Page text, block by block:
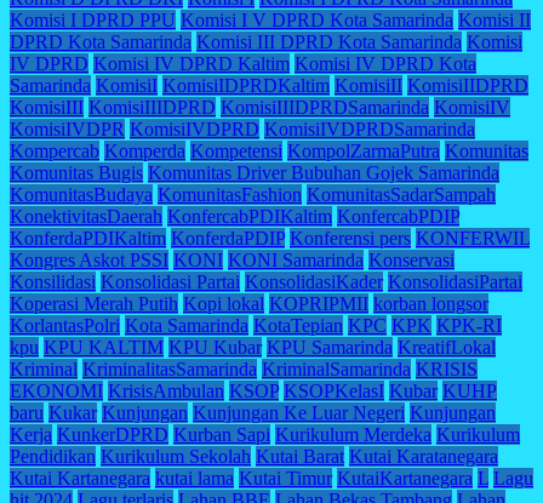
Komisi I DPRD PPU Komisi I V DPRD Kota Samarinda Komisi II
DPRD Kota Samarinda Komisi III DPRD Kota Samarinda Komisi
IV DPRD Komisi IV DPRD Kaltim Komisi IV DPRD Kota
Samarinda KomisiI KomisiIDPRDKaltim KomisiII KomisiIIDPRD
KomisiIII KomisiIIIDPRD KomisiIIIDPRDSamarinda KomisiIV
KomisiIVDPR KomisiIVDPRD KomisiIVDPRDSamarinda
Kompercab Komperda Kompetensi KompolZarmaPutra Komunitas
Komunitas Bugis Komunitas Driver Bubuhan Gojek Samarinda
KomunitasBudaya KomunitasFashion KomunitasSadarSampah
KonektivitasDaerah KonfercabPDIKaltim KonfercabPDIP
KonferdaPDIKaltim KonferdaPDIP Konferensi pers KONFERWIL
Kongres Askot PSSI KONI KONI Samarinda Konservasi
Konsilidasi Konsolidasi Partai KonsolidasiKader KonsolidasiPartai
Koperasi Merah Putih Kopi lokal KOPRIPMII korban longsor
KorlantasPolri Kota Samarinda KotaTepian KPC KPK KPK-RI
kpu KPU KALTIM KPU Kubar KPU Samarinda KreatifLokal
Kriminal KriminalitasSamarinda KriminalSamarinda KRISIS
EKONOMI KrisisAmbulan KSOP KSOPKelasI Kubar KUHP
baru Kukar Kunjungan Kunjungan Ke Luar Negeri Kunjungan
Kerja KunkerDPRD Kurban Sapi Kurikulum Merdeka Kurikulum
Pendidikan Kurikulum Sekolah Kutai Barat Kutai Karatanegara
Kutai Kartanegara kutai lama Kutai Timur KutaiKartanegara L Lagu